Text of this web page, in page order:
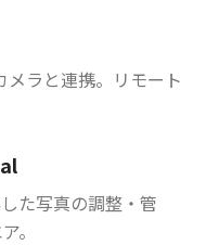
ラと連携。リモート
た写真の調整・管
。